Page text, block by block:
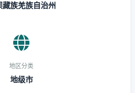
藏族羌族自治州
地区分类
地级市